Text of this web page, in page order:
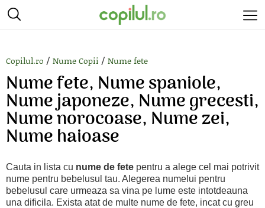
Copilul.ro / Nume Copii / Nume fete
Nume fete, Nume spaniole,
Nume japoneze, Nume grecesti,
Nume norocoase, Nume zei,
Nume haioase
Cauta in lista cu nume de fete pentru a alege cel mai potrivit
nume pentru bebelusul tau. Alegerea numelui pentru
bebelusul care urmeaza sa vina pe lume este intotdeauna
una dificila. Exista atat de multe nume de fete, incat cu greu